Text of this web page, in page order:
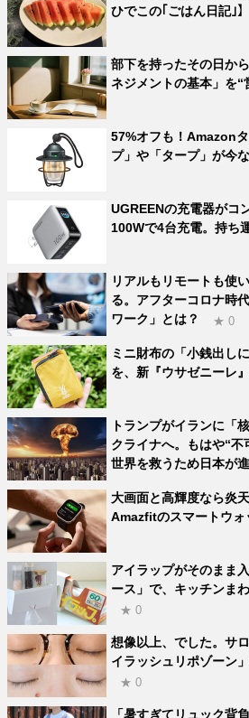
ひでこの｢ごはん日記｣】
部下を持ったその日か
ネジメントの基本」を“
57%オフも！Amazon
プ」や「タープ」が今
UGREENの充電器がコ
100Wで4台充電。持ち
リアルもリモートも使
る。アフターコロナ時
ワーク」とは？
★ 0
ミニ財布の「小銭出し
を、新『ウサゼニーレ
トランプがイランに「
クライナへ。もはや“
世界を救うため日本が
大画面と高輝度なら炎
Amazfitのスマートウォ
アイラップがそのまま
ース」で、キッチンま
★ 0
想像以上、でした。サ
イラッシュリポゾーン
★ 0
「暑すぎてリュック背